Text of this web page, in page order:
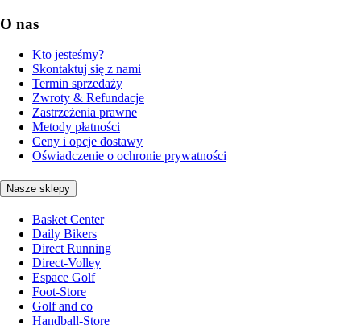
O nas
Kto jesteśmy?
Skontaktuj się z nami
Termin sprzedaży
Zwroty & Refundacje
Zastrzeżenia prawne
Metody płatności
Ceny i opcje dostawy
Oświadczenie o ochronie prywatności
Nasze sklepy
Basket Center
Daily Bikers
Direct Running
Direct-Volley
Espace Golf
Foot-Store
Golf and co
Handball-Store